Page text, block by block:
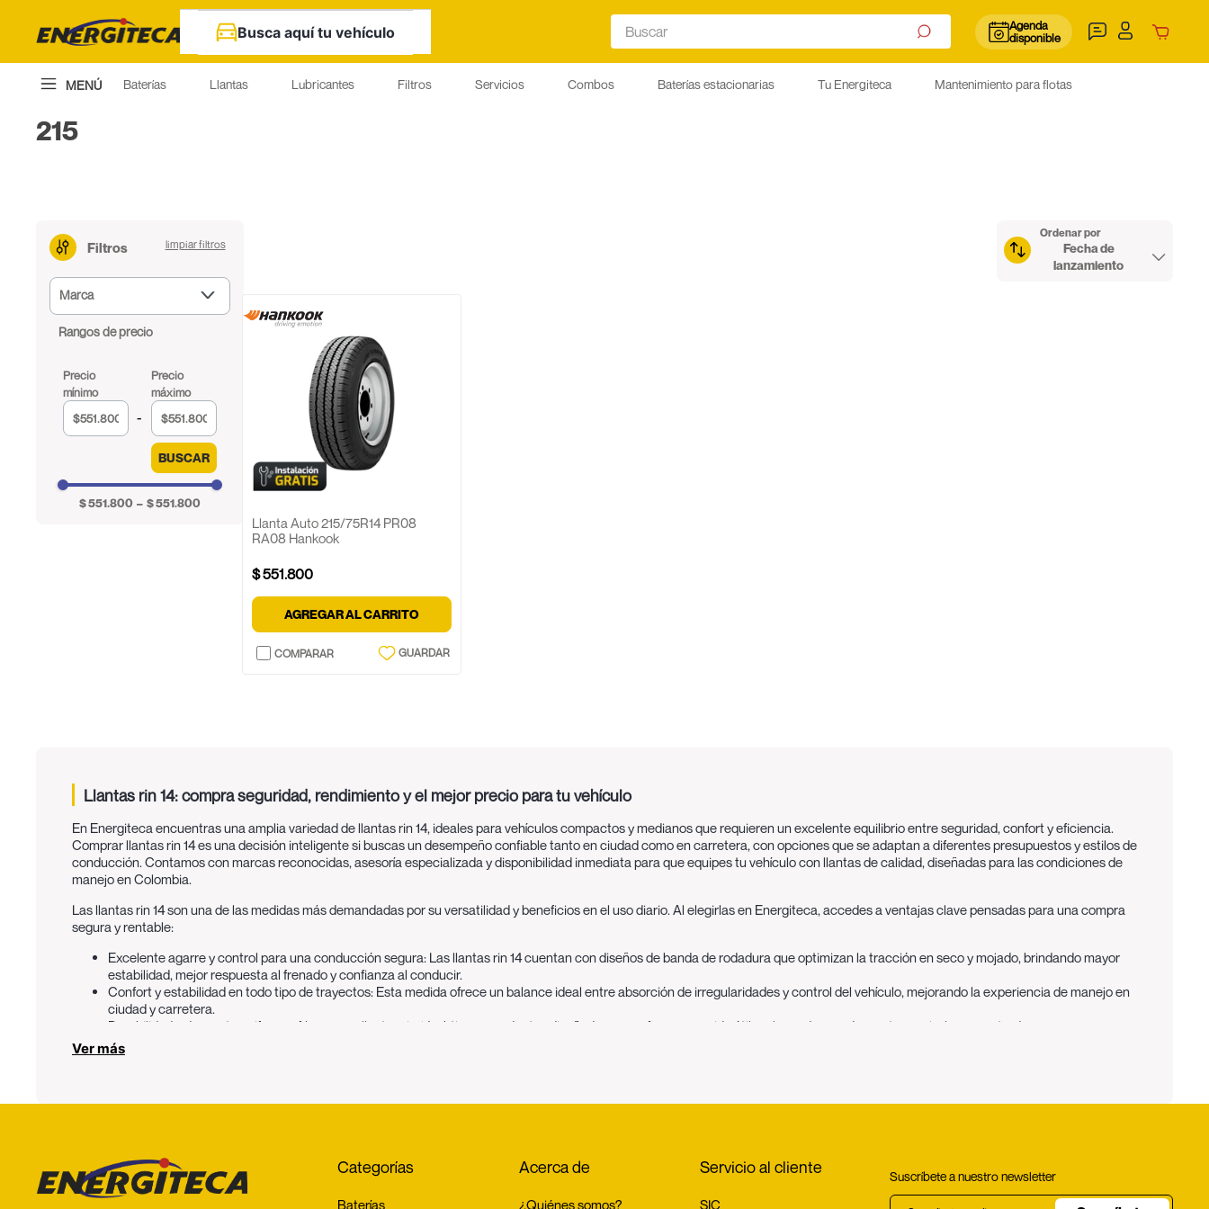
Busca aquí tu vehículo
Buscar
Agenda
disponible
MENÚ Baterías Llantas Lubricantes Filtros Servicios Combos Baterías estacionarias Tu Energiteca Mantenimiento para flotas
215
Filtros
Marca
Hankook
Rangos de precio
$ $
BUSCAR
$ 551.800 – $ 551.800
Ordenar por
Fecha de
lanzamiento
Llanta Auto 215/75R14 PR08
RA08 Hankook
$551.800
AGREGAR AL CARRITO
Llantas rin 14: compra seguridad, rendimiento y el mejor precio para tu vehículo
En Energiteca encuentras una amplia variedad de llantas rin 14, ideales para vehículos compactos y medianos que requieren un excelente equilibrio entre seguridad, confort y eficiencia.
Comprar llantas rin 14 es una decisión inteligente si buscas un desempeño confiable tanto en ciudad como en carretera, con opciones que se adaptan a diferentes presupuestos y estilos de
conducción. Contamos con marcas reconocidas, asesoría especializada y disponibilidad inmediata para que equipes tu vehículo con llantas de calidad, diseñadas para las condiciones de
manejo en Colombia.
Las llantas rin 14 son una de las medidas más demandadas por su versatilidad y beneficios en el uso diario. Al elegirlas en Energiteca, accedes a ventajas clave pensadas para una compra
segura y rentable:
Excelente agarre y control para una conducción segura: Las llantas rin 14 cuentan con diseños de banda de rodadura que optimizan la tracción en seco y mojado, brindando mayor
estabilidad, mejor respuesta al frenado y confianza al conducir.
Confort y estabilidad en todo tipo de trayectos: Esta medida ofrece un balance ideal entre absorción de irregularidades y control del vehículo, mejorando la experiencia de manejo en
ciudad y carretera.
Durabilidad y desgaste uniforme:
Al comprar llantas rin 14, obtienes productos diseñados para ofrecer una vida útil prolongada y un desgaste parejo, lo que se traduce en mayor
rendimiento por kilómetro recorrido.
Eficiencia y ahorro de combustible:
Tecnología en llantas rin 14 diseñada para un mejor desempeño
Las llantas rin 14 disponibles en Energiteca incorporan tecnologías que mejoran el rendimiento y la seguridad del vehículo:
Ver más
Categorías
Baterías
Acerca de
¿Quiénes somos?
Servicio al cliente
SIC
Suscríbete a nuestro newsletter